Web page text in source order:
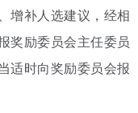
增补人选建议，经相
奖励委员会主任委员
适时向奖励委员会报